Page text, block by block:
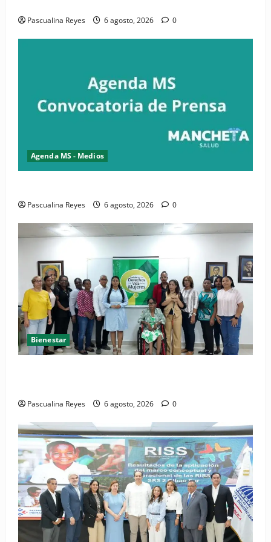
Pascualina Reyes 6 agosto, 2026 0
Agenda MS - Medios
Pascualina Reyes 6 agosto, 2026 0
Bienestar
Pascualina Reyes 6 agosto, 2026 0